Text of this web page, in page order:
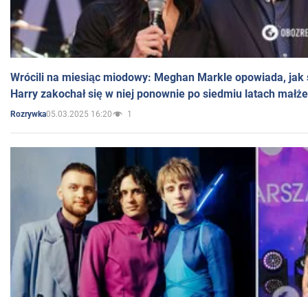
Wrócili na miesiąc miodowy: Meghan Markle opowiada, jak
Harry zakochał się w niej ponownie po siedmiu latach
Rozrywka05.03.2025 16:20 1